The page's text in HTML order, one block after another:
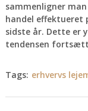
sammenligner
handel effektueret
sidste år. Dette er
tendensen
Tags: erhvervs